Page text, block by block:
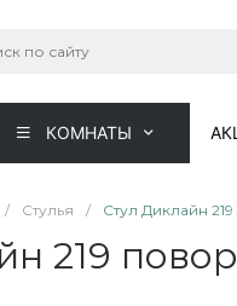
КОМНАТЫ
/ Стулья / Стул Диклайн
219